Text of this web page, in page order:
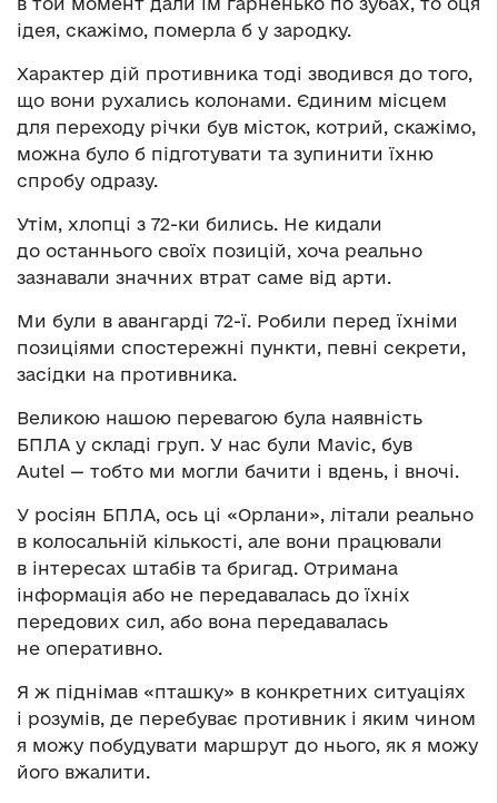
ідея, скажімо, померла б у зародку.
Характер дій противника тоді зводився до того,
що вони рухались колонами. Єдиним місцем
для переходу річки був місток, котрий, скажімо,
можна було б підготувати та зупинити їхню
спробу одразу.
Утім, хлопці з 72-ки бились. Не кидали
до останнього своїх позицій, хоча реально
зазнавали значних втрат саме від арти.
Ми були в авангарді 72-ї. Робили перед їхніми
позиціями спостережні пункти, певні секрети,
засідки на противника.
Великою нашою перевагою була наявність
БПЛА у складі груп. У нас були Mavic, був
Autel — тобто ми могли бачити і вдень, і вночі.
У росіян БПЛА, ось ці «Орлани», літали реально
в колосальній кількості, але вони працювали
в інтересах штабів та бригад. Отримана
інформація або не передавалась до їхніх
передових сил, або вона передавалась
не оперативно.
Я ж піднімав «пташку» в конкретних ситуаціях
і розумів, де перебуває противник і яким чином
я можу побудувати маршрут до нього, як я можу
його вжалити.